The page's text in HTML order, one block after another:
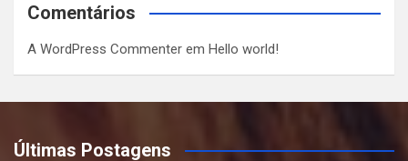
Comentários
A WordPress Commenter em Hello world!
Últimas Postagens